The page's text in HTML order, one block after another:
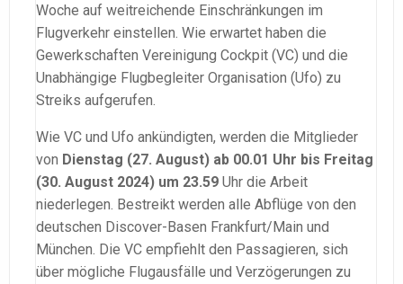
Woche auf weitreichende Einschränkungen im
Flugverkehr einstellen. Wie erwartet haben die
Gewerkschaften Vereinigung Cockpit (VC) und die
Unabhängige Flugbegleiter Organisation (Ufo) zu
Streiks aufgerufen.
Wie VC und Ufo ankündigten, werden die Mitglieder
von Dienstag (27. August) ab 00.01 Uhr bis Freitag
(30. August 2024) um 23.59 Uhr die Arbeit
niederlegen. Bestreikt werden alle Abflüge von den
deutschen Discover-Basen Frankfurt/Main und
München. Die VC empfiehlt den Passagieren, sich
über mögliche Flugausfälle und Verzögerungen zu